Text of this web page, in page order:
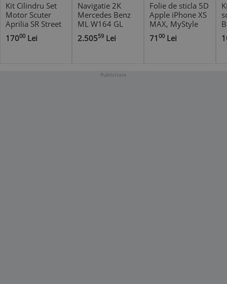
Kit Cilindru Set
Motor Scuter
Aprilia SR Street
49cc 50cc Motor
Piaggio
17000 Lei
Navigatie 2K
Mercedes Benz
ML W164 GL
X164 8GB RAM
Android 13
Android Auto
2.50559 Lei
Folie de sticla 5D
Apple iPhone XS
MAX, MyStyle
margini colorate
Alb
71 00 Lei
Publicitate